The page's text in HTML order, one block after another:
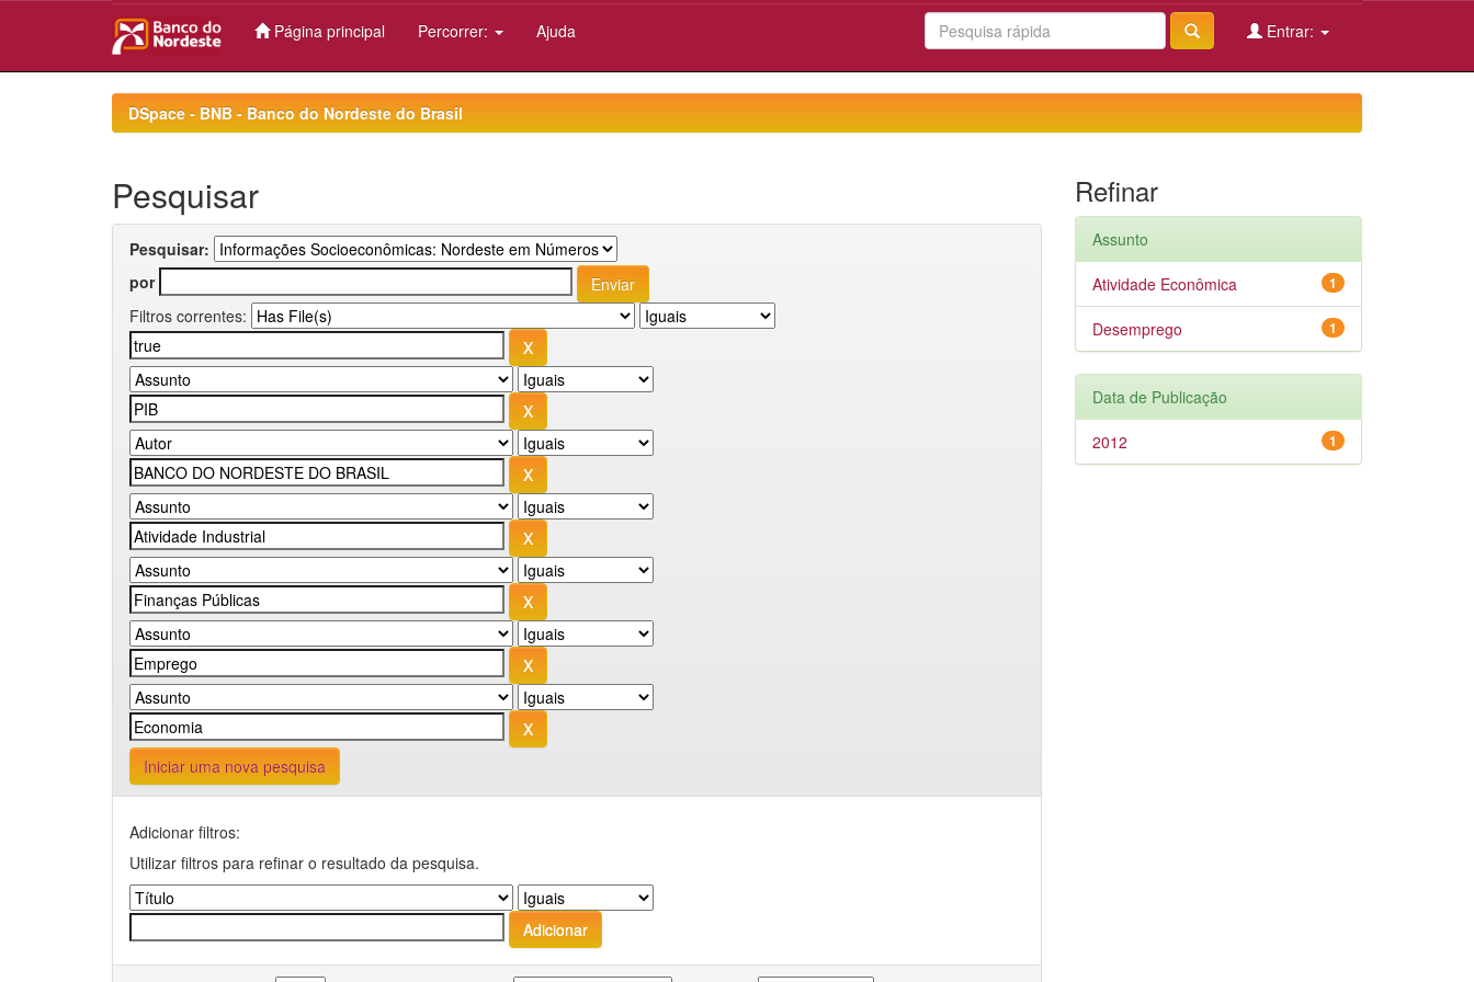
Página principal Percorrer: Ajuda Entrar:
DSpace - BNB - Banco do Nordeste do Brasil
Pesquisar
Pesquisar:
por
Filtros correntes:
Iniciar uma nova pesquisa
Adicionar filtros:
Utilizar filtros para refinar o resultado da pesquisa.
Refinar
Assunto
1
Atividade Econômica
1
Desemprego
Data de Publicação
1
2012